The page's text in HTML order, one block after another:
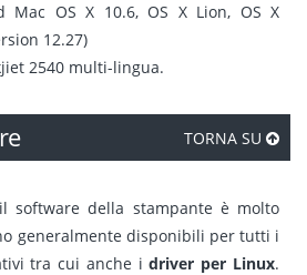
Mac OS X 10.6, OS X Lion, OS X
12.27)
2540 multi-lingua.
TORNA SU
software della stampante è molto
generalmente disponibili per tutti i
tra cui anche idriver per Linux.